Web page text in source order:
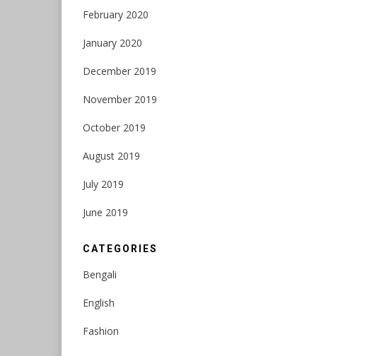
February 2020
January 2020
December 2019
November 2019
October 2019
August 2019
July 2019
June 2019
CATEGORIES
Bengali
English
Fashion